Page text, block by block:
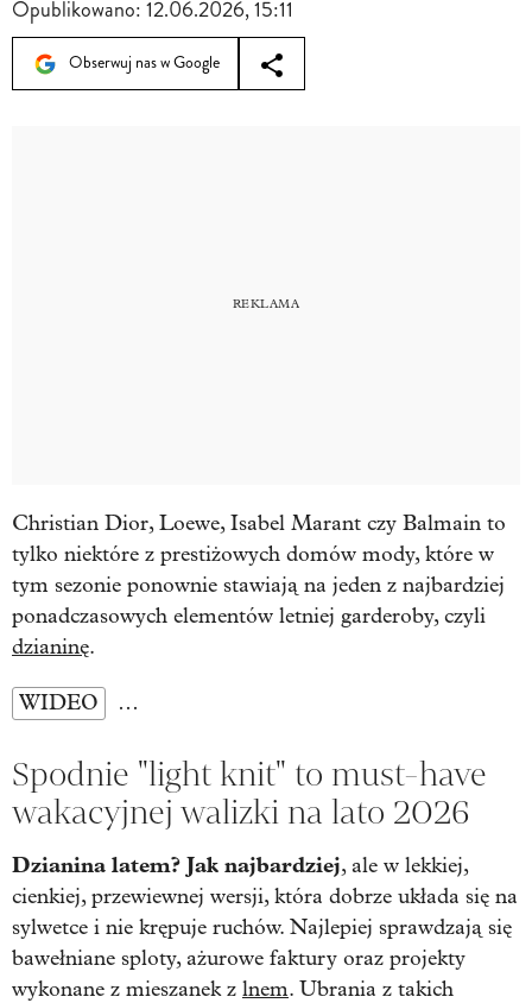
Opublikowano:12.06.2026, 15:11
Obserwuj nas w Google
Christian Dior, Loewe, Isabel Marant czy Balmain to
tylko niektóre z prestiżowych domów mody, które w
tym sezonie ponownie stawiają na jeden z najbardziej
ponadczasowych elementów letniej garderoby, czyli
dzianinę.
WIDEO …
Spodnie "light knit" to must-have
wakacyjnej walizki na lato 2026
Dzianina latem? Jak najbardziej, ale w lekkiej,
cienkiej, przewiewnej wersji, która dobrze układa się na
sylwetce i nie krępuje ruchów. Najlepiej sprawdzają się
bawełniane sploty, ażurowe faktury oraz projekty
wykonane z mieszanek z lnem. Ubrania z takich